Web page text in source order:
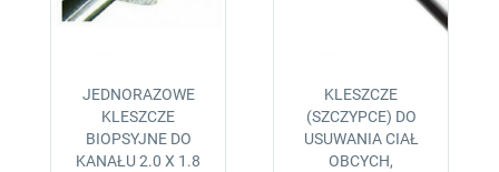
JEDNORAZOWE
KLESZCZE
BIOPSYJNE DO
KANAŁU 2.0 X 1.8
KLESZCZE
(SZCZYPCE) DO
USUWANIA CIAŁ
OBCYCH,